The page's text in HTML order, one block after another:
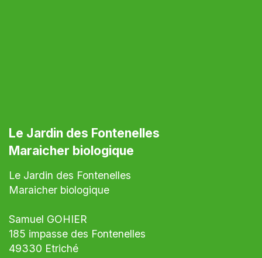
Le Jardin des Fontenelles
Maraicher biologique
Le Jardin des Fontenelles
Maraicher biologique
Samuel GOHIER
185 impasse des Fontenelles
49330 Etriché